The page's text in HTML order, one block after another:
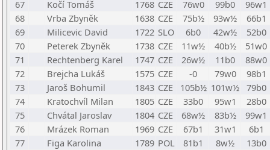
67
Kočí Tomáš 1768 CZE 76w0 99b0
96w1
68
Vrba Zbyněk 1638 CZE 75b½ 93w½
66b1
69
Milicevic David 1722 SLO 6b0 42w½
52b0
70
Peterek Zbyněk 1738 CZE 11w½ 40b½
51w0
71
Rechtenberg Karel 1747 CZE 26w½ 11b0
88w0
72
Brejcha Lukáš 1575 CZE -0 79w0
98b1
73
Jaroš Bohumil 1843 CZE 105b½ 101w½ 79b0
74
Kratochvíl Milan 1805 CZE 33b0 95w1
28b0
75
Chvátal Jaroslav 1804 CZE 68w½ 83b½
99w1
76
Mrázek Roman 1969 CZE 67b1 31w1
6b1
77
Figa Karolina 1789 POL 81b1 8w½
13b0